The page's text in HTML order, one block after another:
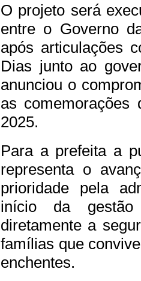
O projeto será
entre o Governo
após articulações
Dias junto ao
anunciou o
as comemorações
2025.
Para a prefeita a
representa o
prioridade pela
início da gestão
diretamente a
famílias que
enchentes.